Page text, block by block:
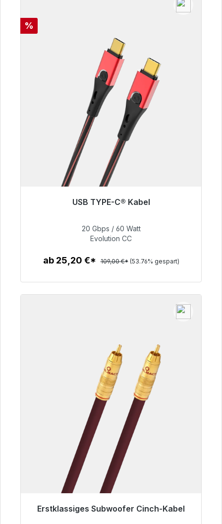
Rabatt
%
USB TYPE-C® Kabel
50,40 €
20 Gbps / 60 Watt
Evolution CC
ab 25,20 €* 109,00 €* (53.76% gespart)
Erstklassiges Subwoofer Cinch-Kabel